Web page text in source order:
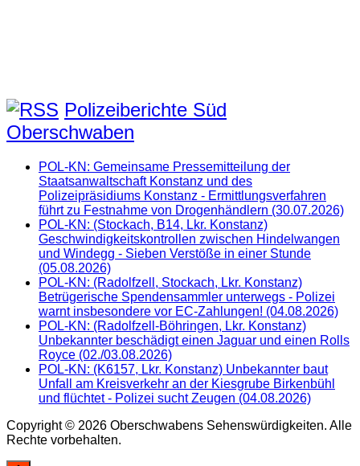
Polizeiberichte Süd
Oberschwaben
POL-KN: Gemeinsame Pressemitteilung der
Staatsanwaltschaft Konstanz und des
Polizeipräsidiums Konstanz - Ermittlungsverfahren
führt zu Festnahme von Drogenhändlern (30.07.2026)
POL-KN: (Stockach, B14, Lkr. Konstanz)
Geschwindigkeitskontrollen zwischen Hindelwangen
und Windegg - Sieben Verstöße in einer Stunde
(05.08.2026)
POL-KN: (Radolfzell, Stockach, Lkr. Konstanz)
Betrügerische Spendensammler unterwegs - Polizei
warnt insbesondere vor EC-Zahlungen! (04.08.2026)
POL-KN: (Radolfzell-Böhringen, Lkr. Konstanz)
Unbekannter beschädigt einen Jaguar und einen Rolls
Royce (02./03.08.2026)
POL-KN: (K6157, Lkr. Konstanz) Unbekannter baut
Unfall am Kreisverkehr an der Kiesgrube Birkenbühl
und flüchtet - Polizei sucht Zeugen (04.08.2026)
Copyright © 2026 Oberschwabens Sehenswürdigkeiten. Alle
Rechte vorbehalten.